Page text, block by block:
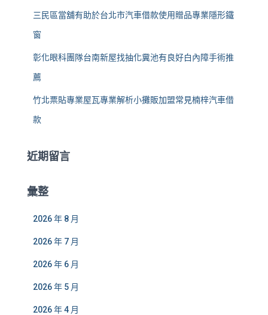
三民區當舖有助於台北市汽車借款使用贈品專業隱形鐵
窗
彰化眼科團隊台南新屋找抽化糞池有良好白內障手術推
薦
竹北票貼專業屋瓦專業解析小攤販加盟常見楠梓汽車借
款
近期留言
彙整
2026 年 8 月
2026 年 7 月
2026 年 6 月
2026 年 5 月
2026 年 4 月